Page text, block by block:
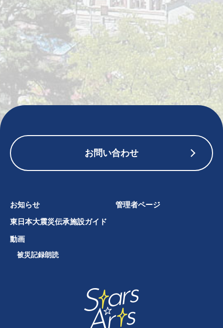
お問い合わせ
お知らせ
東日本大震災伝承施設ガイド
動画
被災記録朗読
管理者ページ